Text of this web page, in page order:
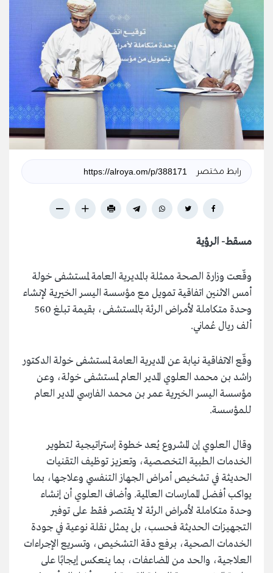
رابط مختصر
مسقط- الرؤية
وقّعت وزارة الصحة ممثلة بالمديرية العامة لمستشفى خولة
أمس الاثنين اتفاقية تمويل مع مؤسسة اليسر الخيرية لإنشاء
وحدة متكاملة لأمراض الرئة بالمستشفى، بقيمة تبلغ 560
ألف ريال عُماني.
وقّع الاتفاقية نيابة عن المديرية العامة لمستشفى خولة الدكتور
راشد بن محمد العلوي المدير العام لمستشفى خولة، وعن
مؤسسة اليسر الخيرية عمر بن محمد الفارسي المدير العام
للمؤسسة.
وقال العلوي إن المشروع يُعد خطوة إستراتيجية لتطوير
الخدمات الطبية التخصصية، وتعزيز توظيف التقنيات
الحديثة في تشخيص أمراض الجهاز التنفسي وعلاجها، بما
يواكب أفضل الممارسات العالمية. وأضاف العلوي أن إنشاء
وحدة متكاملة لأمراض الرئة لا يقتصر فقط على توفير
التجهيزات الحديثة فحسب، بل يمثل نقلة نوعية في جودة
الخدمات الصحية، برفع دقة التشخيص، وتسريع الإجراءات
العلاجية، والحد من المضاعفات، بما ينعكس إيجابًا على